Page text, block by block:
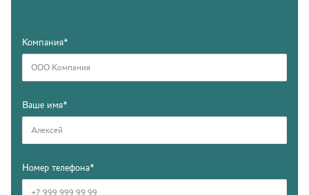
Компания*
Ваше имя*
Номер телефона*